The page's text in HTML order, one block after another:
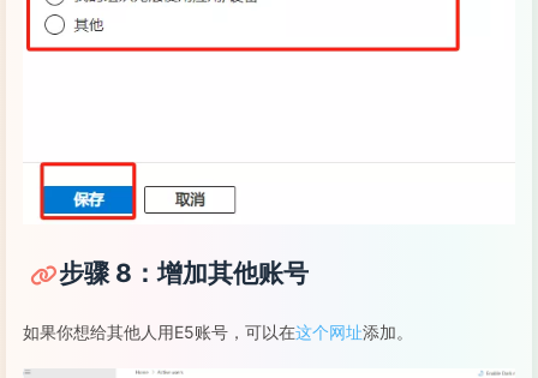
步骤 8：增加其他账号
如果你想给其他人用E5账号，可以在这个网址添加。